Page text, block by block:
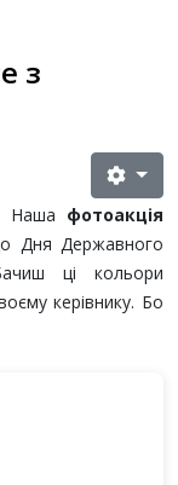
з
Наша фотоакція
Дня Державного
ці кольори
керівнику. Бо